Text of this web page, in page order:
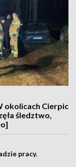
okolicach Cierpic
śledztwo,
pracy.